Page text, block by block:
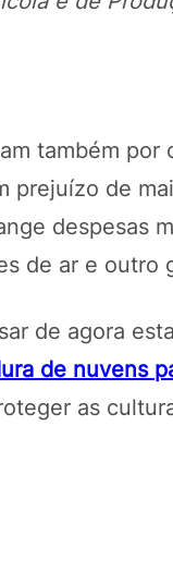
também por
prejuízo de
despesas
de ar e outro
de agora
de nuvens
as